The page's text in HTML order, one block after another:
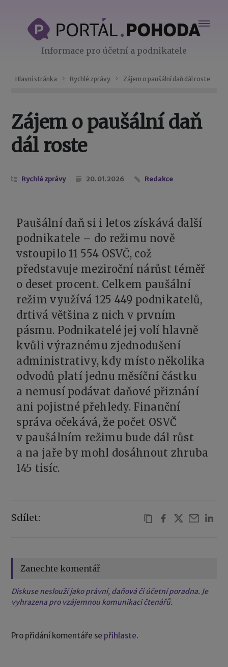
Informace pro účetní a podnikatele
Hlavní stránka Rychlé zprávy Zájem o paušální daň dál roste
Zájem o paušální daň
dál roste
Rychlé zprávy 20. 01. 2026 Redakce
Paušální daň si i letos získává další
podnikatele – do režimu nově
vstoupilo 11 554 OSVČ, což
představuje meziroční nárůst téměř
o deset procent. Celkem paušální
režim využívá 125 449 podnikatelů,
drtivá většina z nich v prvním
pásmu. Podnikatelé jej volí hlavně
kvůli výraznému zjednodušení
administrativy, kdy místo několika
odvodů platí jednu měsíční částku
a nemusí podávat daňové přiznání
ani pojistné přehledy. Finanční
správa očekává, že počet OSVČ
v paušálním režimu bude dál růst
a na jaře by mohl dosáhnout zhruba
145 tisíc.
Sdílet:
Zanechte komentář
Diskuse neslouží jako právní, daňová či účetní poradna. Je
vyhrazena pro vzájemnou komunikaci čtenářů.
Pro přidání komentáře se přihlaste.